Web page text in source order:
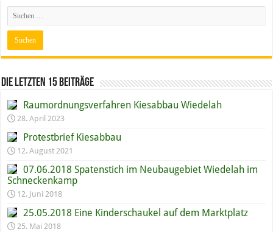
Die letzten 15 Beiträge
Raumordnungs­verfahren Kiesabbau Wiedelah
28. April 2023
Protestbrief Kiesabbau
12. August 2021
07.06.2018 Spatenstich im Neubaugebiet Wiedelah im
Schneckenkamp
12. Juni 2018
25.05.2018 Eine Kinderschaukel auf dem Marktplatz
25. Mai 2018